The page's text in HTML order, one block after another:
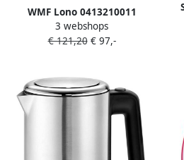
WMF Lono 0413210011
Dubbelwandige waterkoker
3 webshops
€ 121,20€ 97,-